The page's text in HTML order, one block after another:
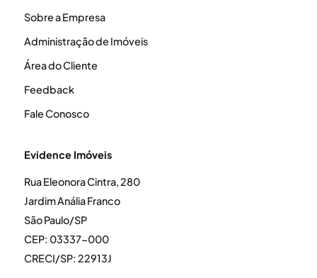
Sobre a Empresa
Administração de Imóveis
Área do Cliente
Feedback
Fale Conosco
Evidence Imóveis
Rua Eleonora Cintra, 280
Jardim Anália Franco
São Paulo/SP
CEP: 03337-000
CRECI/SP: 22913J